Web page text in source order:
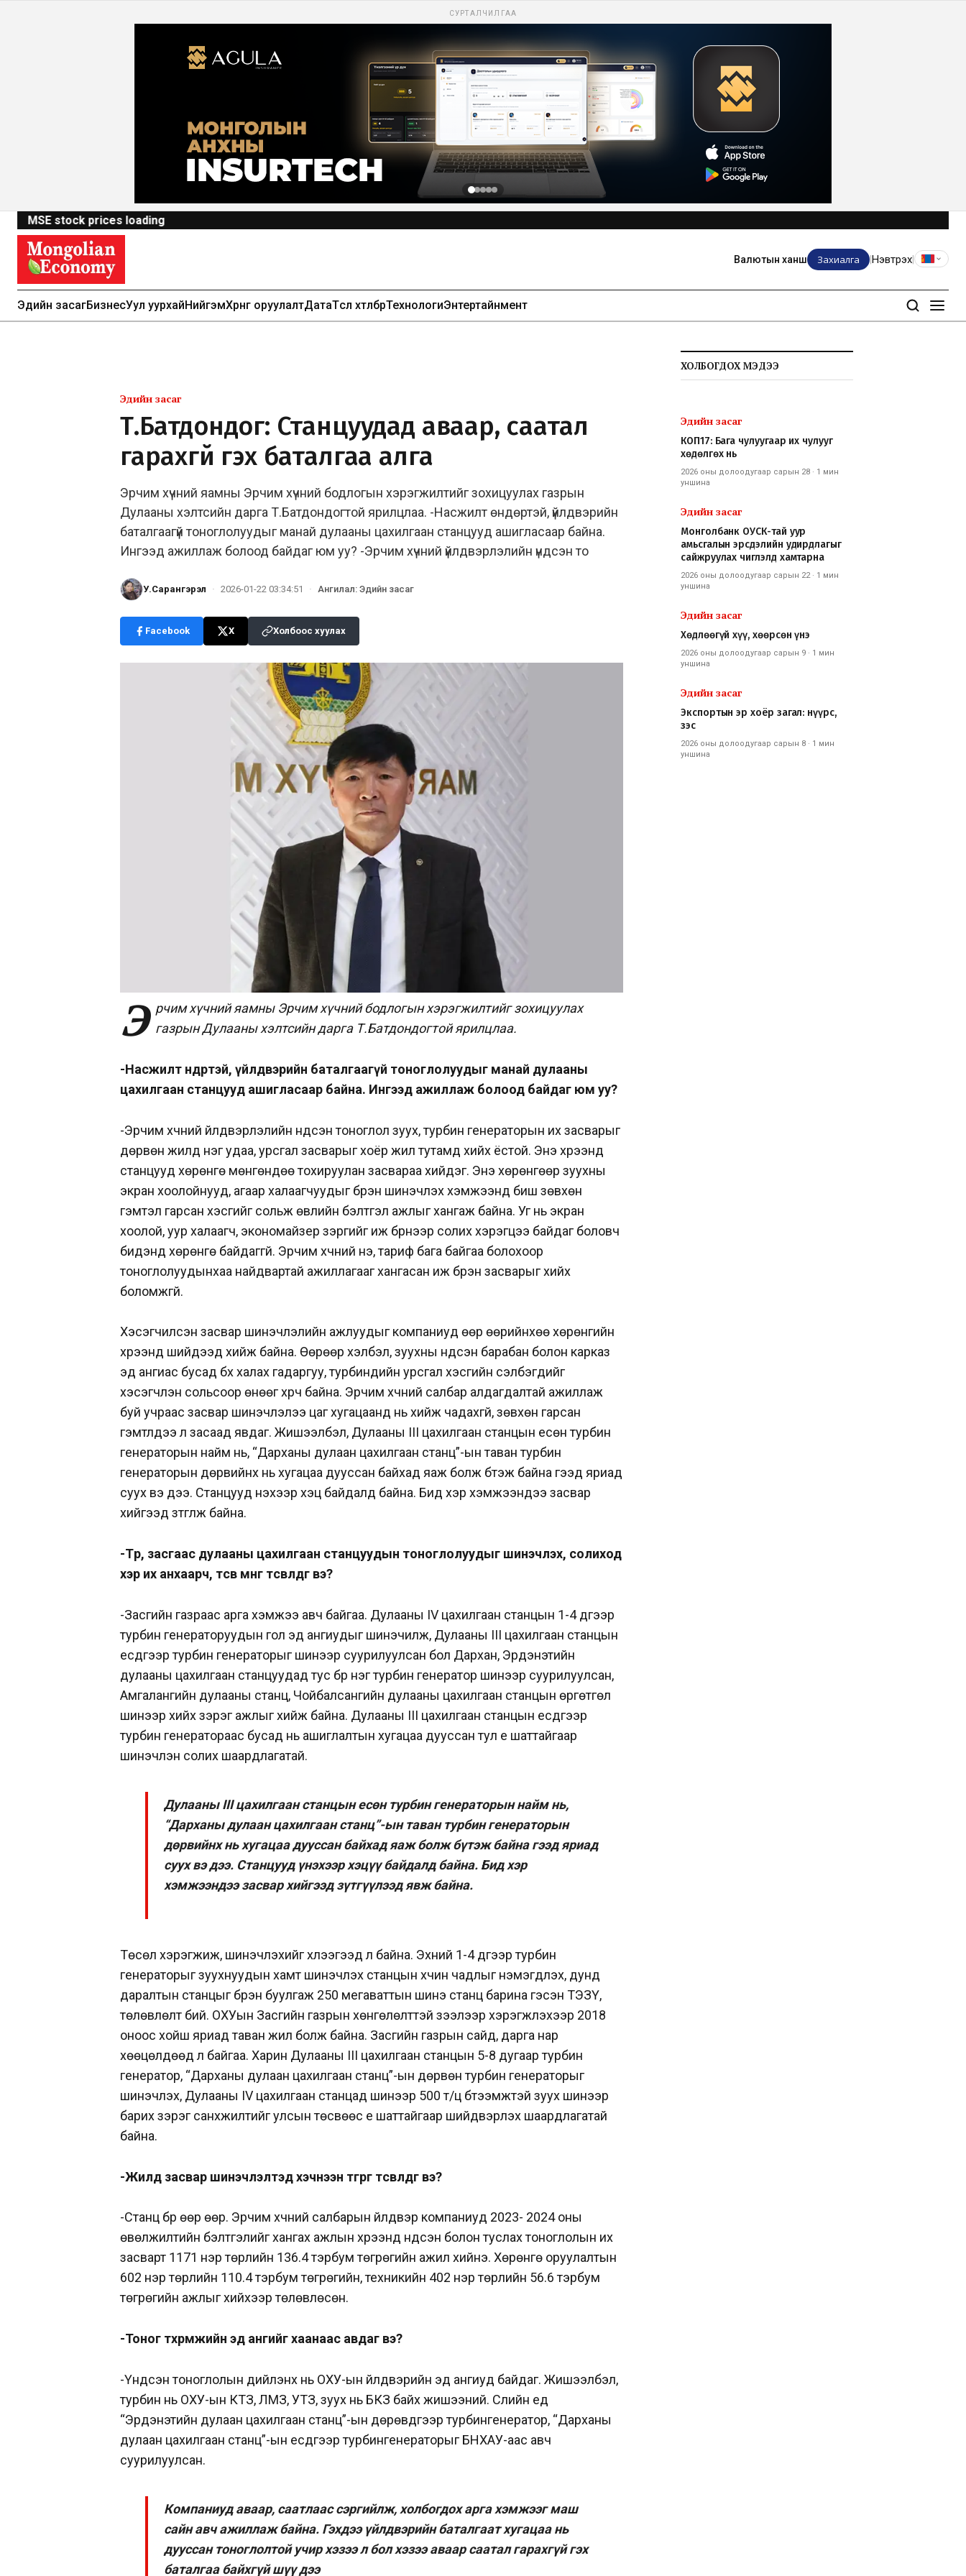
СУРТАЛЧИЛГАА
MSE stock prices loading
Валютын ханш Захиалга Нэвтрэх
Эдийн засагБизнесУул уурхайНийгэмХөрөнгө оруулалтДатаТөсөл хөтөлбөрТехнологиЭнтертайнмент
Эдийн засаг
Т.Батдондог: Станцуудад аваар, саатал
гарахгүй гэх баталгаа алга
Эрчим хүчний яамны Эрчим хүчний бодлогын хэрэгжилтийг зохицуулах газрын
Дулааны хэлтсийн дарга Т.Батдондогтой ярилцлаа. -Насжилт өндөртэй, үйлдвэрийн
баталгаагүй тоноглолуудыг манай дулааны цахилгаан станцууд ашигласаар байна.
Ингээд ажиллаж болоод байдаг юм уу? -Эрчим хүчний үйлдвэрлэлийн үндсэн то
У.Сарангэрэл · 2026-01-22 03:34:51 · Ангилал: Эдийн засаг
Facebook X Холбоос хуулах
Э рчим хүчний яамны Эрчим хүчний бодлогын хэрэгжилтийг зохицуулах
газрын Дулааны хэлтсийн дарга Т.Батдондогтой ярилцлаа.
-Насжилт өндөртэй, үйлдвэрийн баталгаагүй тоноглолуудыг манай дулааны
цахилгаан станцууд ашигласаар байна. Ингээд ажиллаж болоод байдаг юм уу?
-Эрчим хүчний үйлдвэрлэлийн үндсэн тоноглол зуух, турбин генераторын их засварыг
дөрвөн жилд нэг удаа, урсгал засварыг хоёр жил тутамд хийх ёстой. Энэ хүрээнд
станцууд хөрөнгө мөнгөндөө тохируулан засвараа хийдэг. Энэ хөрөнгөөр зуухны
экран хоолойнууд, агаар халаагчуудыг бүрэн шинэчлэх хэмжээнд биш зөвхөн
гэмтэл гарсан хэсгийг сольж өвлийн бэлтгэл ажлыг хангаж байна. Уг нь экран
хоолой, уур халаагч, экономайзер зэргийг иж бүрнээр солих хэрэгцээ байдаг боловч
бидэнд хөрөнгө байдаггүй. Эрчим хүчний үнэ, тариф бага байгаа болохоор
тоноглолуудынхаа найдвартай ажиллагааг хангасан иж бүрэн засварыг хийх
боломжгүй.
Хэсэгчилсэн засвар шинэчлэлийн ажлуудыг компаниуд өөр өөрийнхөө хөрөнгийн
хүрээнд шийдээд хийж байна. Өөрөөр хэлбэл, зуухны үндсэн барабан болон карказ
эд ангиас бусад бүх халах гадаргуу, турбинүүдийн урсгал хэсгийн сэлбэгүүдийг
хэсэгчлэн сольсоор өнөөг хүрч байна. Эрчим хүчний салбар алдагдалтай ажиллаж
буй учраас засвар шинэчлэлээ цаг хугацаанд нь хийж чадахгүй, зөвхөн гарсан
гэмтлүүдээ л засаад явдаг. Жишээлбэл, Дулааны III цахилгаан станцын есөн турбин
генераторын найм нь, “Дарханы дулаан цахилгаан станц”-ын таван турбин
генераторын дөрвийнх нь хугацаа дууссан байхад яаж болж бүтэж байна гээд яриад
суух вэ дээ. Станцууд үнэхээр хэцүү байдалд байна. Бид хэр хэмжээндээ засвар
хийгээд зүтгүүлж байна.
-Төр, засгаас дулааны цахилгаан станцуудын тоноглолуудыг шинэчлэх, солиход
хэр их анхаарч, төсөв мөнгө төсөвлөдөг вэ?
-Засгийн газраас арга хэмжээ авч байгаа. Дулааны IV цахилгаан станцын 1-4 дүгээр
турбин генераторуудын гол эд ангиудыг шинэчилж, Дулааны III цахилгаан станцын
есдүгээр турбин генераторыг шинээр суурилуулсан бол Дархан, Эрдэнэтийн
дулааны цахилгаан станцуудад тус бүр нэг турбин генератор шинээр суурилуулсан,
Амгалангийн дулааны станц, Чойбалсангийн дулааны цахилгаан станцын өргөтгөл
шинээр хийх зэрэг ажлыг хийж байна. Дулааны III цахилгаан станцын есдүгээр
турбин генератораас бусад нь ашиглалтын хугацаа дууссан тул үе шаттайгаар
шинэчлэн солих шаардлагатай.
Дулааны III цахилгаан станцын есөн турбин генераторын найм нь,
“Дарханы дулаан цахилгаан станц”-ын таван турбин генераторын
дөрвийнх нь хугацаа дууссан байхад яаж болж бүтэж байна гээд яриад
суух вэ дээ. Станцууд үнэхээр хэцүү байдалд байна. Бид хэр
хэмжээндээ засвар хийгээд зүтгүүлээд явж байна.
Төсөл хэрэгжиж, шинэчлэхийг хүлээгээд л байна. Эхний 1-4 дүгээр турбин
генераторыг зуухнуудын хамт шинэчлэх станцын хүчин чадлыг нэмэгдүүлэх, дунд
даралтын станцыг бүрэн буулгаж 250 мегаваттын шинэ станц барина гэсэн ТЭЗҮ,
төлөвлөлт бий. ОХУын Засгийн газрын хөнгөлөлттэй зээлээр хэрэгжүүлэхээр 2018
оноос хойш яриад таван жил болж байна. Засгийн газрын сайд, дарга нар
хөөцөлдөөд л байгаа. Харин Дулааны III цахилгаан станцын 5-8 дугаар турбин
генератор, “Дарханы дулаан цахилгаан станц”-ын дөрвөн турбин генераторыг
шинэчлэх, Дулааны IV цахилгаан станцад шинээр 500 т/ц бүтээмжтэй зуух шинээр
барих зэрэг санхүүжилтийг улсын төсвөөс үе шаттайгаар шийдвэрлэх шаардлагатай
байна.
-Жилд засвар шинэчлэлтэд хэчнээн төгрөг төсөвлөдөг вэ?
-Станц бүр өөр өөр. Эрчим хүчний салбарын үйлдвэр компаниуд 2023- 2024 оны
өвөлжилтийн бэлтгэлийг хангах ажлын хүрээнд үндсэн болон туслах тоноглолын их
засварт 1171 нэр төрлийн 136.4 тэрбум төгрөгийн ажил хийнэ. Хөрөнгө оруулалтын
602 нэр төрлийн 110.4 тэрбум төгрөгийн, техникийн 402 нэр төрлийн 56.6 тэрбум
төгрөгийн ажлыг хийхээр төлөвлөсөн.
-Тоног төхөөрөмжийн эд ангийг хаанаас авдаг вэ?
-Үндсэн тоноглолын дийлэнх нь ОХУ-ын үйлдвэрийн эд ангиуд байдаг. Жишээлбэл,
турбин нь ОХУ-ын КТЗ, ЛМЗ, УТЗ, зуух нь БКЗ байх жишээний. Сүүлийн үед
“Эрдэнэтийн дулаан цахилгаан станц”-ын дөрөвдүгээр турбингенератор, “Дарханы
дулаан цахилгаан станц”-ын есдүгээр турбингенераторыг БНХАУ-аас авч
суурилуулсан.
Компаниуд аваар, саатлаас сэргийлж, холбогдох арга хэмжээг маш
сайн авч ажиллаж байна. Гэхдээ үйлдвэрийн баталгаат хугацаа нь
дууссан тоноглолтой учир хэзээ л бол хэзээ аваар саатал гарахгүй гэх
баталгаа байхгүй шүү дээ
ХОЛБОГДОХ МЭДЭЭ
Эдийн засаг
КОП17: Бага чулуугаар их чулууг
хөдөлгөх нь
2026 оны долоодугаар сарын 28 · 1 мин
уншина
Эдийн засаг
Монголбанк ОУСК-тай уур
амьсгалын эрсдэлийн удирдлагыг
сайжруулах чиглэлд хамтарна
2026 оны долоодугаар сарын 22· 1 мин
уншина
Эдийн засаг
Хөдлөөгүй хүү, хөөрсөн үнэ
2026 оны долоодугаар сарын 9 · 1 мин
уншина
Эдийн засаг
Экспортын эр хоёр загал: нүүрс,
зэс
2026 оны долоодугаар сарын 8 · 1 мин
уншина